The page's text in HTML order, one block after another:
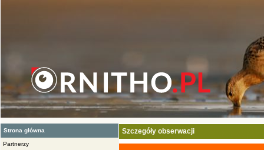
Strona główna
Partnerzy
Szczegóły obserwacji